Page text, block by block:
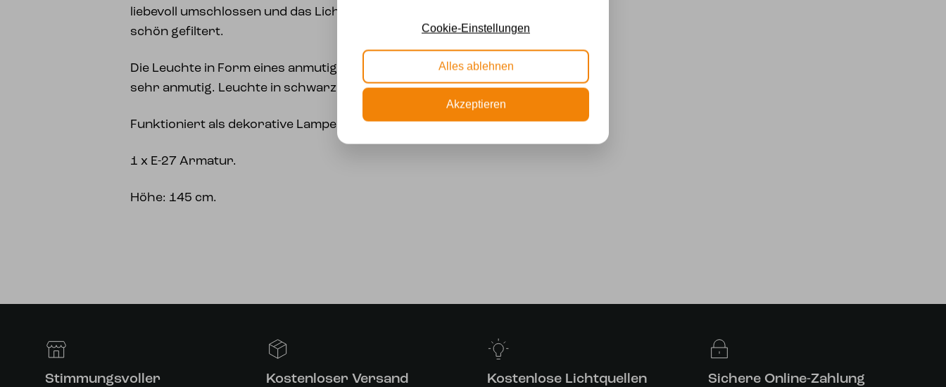
liebevoll umschlossen und das Licht wird zudem
schön gefiltert.
Die Leuchte in Form eines anmutigen Blütenstiels ist
sehr anmutig. Leuchte in schwarz.
Funktioniert als dekorative Lampe und als Leselampe!
1 x E-27 Armatur.
Höhe: 145 cm.
Stimmungsvoller
Kostenloser Versand Kostenlose Lichtquellen Sichere Online-Zahlung
Cookie-Einstellungen
Alles ablehnen
Akzeptieren